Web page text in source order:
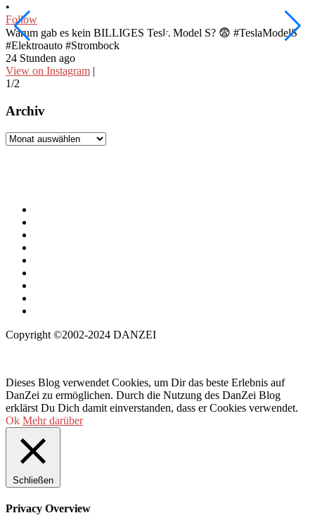
•
Follow
Warum gab es kein BILLIGES Tesla Model S? 😨 #TeslaModelS
#Elektroauto #Strombock
24 Stunden ago
View on Instagram |
1/2
Archiv
Archiv
Copyright ©2002-2024 DANZEI
Dieses Blog verwendet Cookies, um Dir das beste Erlebnis auf
DanZei zu ermöglichen. Durch die Nutzung des DanZei Blog
erklärst Du Dich damit einverstanden, dass er Cookies verwendet.
Ok Mehr darüber
Schließen
Privacy Overview